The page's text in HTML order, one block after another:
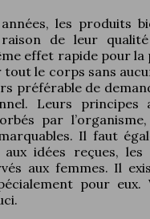
les produits
de leur
effet rapide pour la
le corps sans
préférable de
Leurs
par
Il faut
idées reçues, les
aux femmes. Il
pour eux.